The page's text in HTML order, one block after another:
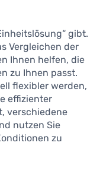
gibt.
Vergleichen der
Ihnen helfen, die
zu Ihnen passt.
flexibler werden,
effizienter
verschiedene
nutzen Sie
zu